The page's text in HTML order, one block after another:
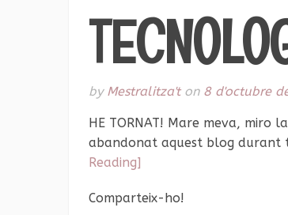
by Mestralitza'ton 8 d'octubre
HE TORNAT! Mare meva, miro
abandonat aquest blog durant
Reading]
Comparteix-ho!